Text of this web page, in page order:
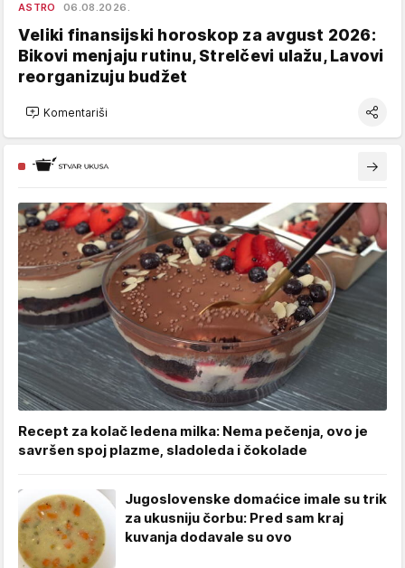
ASTRO 06.08.2026.
Veliki finansijski horoskop za avgust 2026:
Bikovi menjaju rutinu, Strelčevi ulažu, Lavovi
reorganizuju budžet
Komentariši
Recept za kolač ledena milka: Nema pečenja, ovo je
savršen spoj plazme, sladoleda i čokolade
Jugoslovenske domaćice imale su trik
za ukusniju čorbu: Pred sam kraj
kuvanja dodavale su ovo